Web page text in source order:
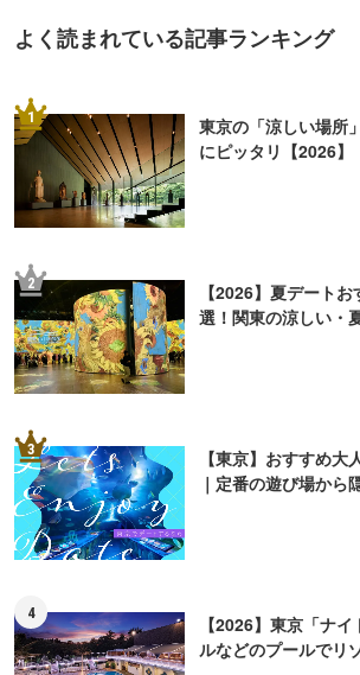
よく読まれている記事ランキング
1
東京の「涼しい場所
にピッタリ【2026】
2
【2026】夏デート
選！関東の涼しい・
3
【東京】おすすめ
｜定番の遊び場から
4
【2026】東京「ナ
ルなどのプールでリ